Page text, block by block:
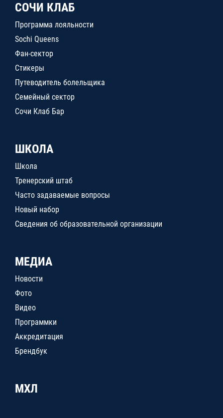
СОЧИ КЛАБ
Программа лояльности
Sochi Queens
Фан-сектор
Стикеры
Путеводитель болельщика
Семейный сектор
Сочи Клаб Бар
ШКОЛА
Школа
Тренерский штаб
Часто задаваемые вопросы
Новый набор
Сведения об образовательной организации
МЕДИА
Новости
Фото
Видео
Программки
Аккредитация
Брендбук
МХЛ